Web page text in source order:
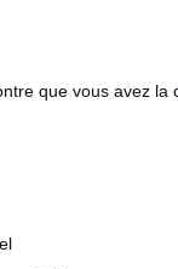
que vous avez